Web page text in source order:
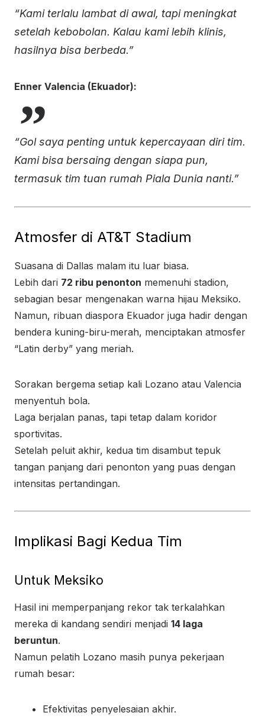
“Kami terlalu lambat di awal, tapi meningkat
setelah kebobolan. Kalau kami lebih klinis,
hasilnya bisa berbeda.”
Enner Valencia (Ekuador):
“Gol saya penting untuk kepercayaan diri tim.
Kami bisa bersaing dengan siapa pun,
termasuk tim tuan rumah Piala Dunia nanti.”
Atmosfer di AT&T Stadium
Suasana di Dallas malam itu luar biasa.
Lebih dari 72 ribu penonton memenuhi stadion,
sebagian besar mengenakan warna hijau Meksiko.
Namun, ribuan diaspora Ekuador juga hadir dengan
bendera kuning-biru-merah, menciptakan atmosfer
“Latin derby” yang meriah.
Sorakan bergema setiap kali Lozano atau Valencia
menyentuh bola.
Laga berjalan panas, tapi tetap dalam koridor
sportivitas.
Setelah peluit akhir, kedua tim disambut tepuk
tangan panjang dari penonton yang puas dengan
intensitas pertandingan.
Implikasi Bagi Kedua Tim
Untuk Meksiko
Hasil ini memperpanjang rekor tak terkalahkan
mereka di kandang sendiri menjadi 14 laga
beruntun.
Namun pelatih Lozano masih punya pekerjaan
rumah besar:
Efektivitas penyelesaian akhir.